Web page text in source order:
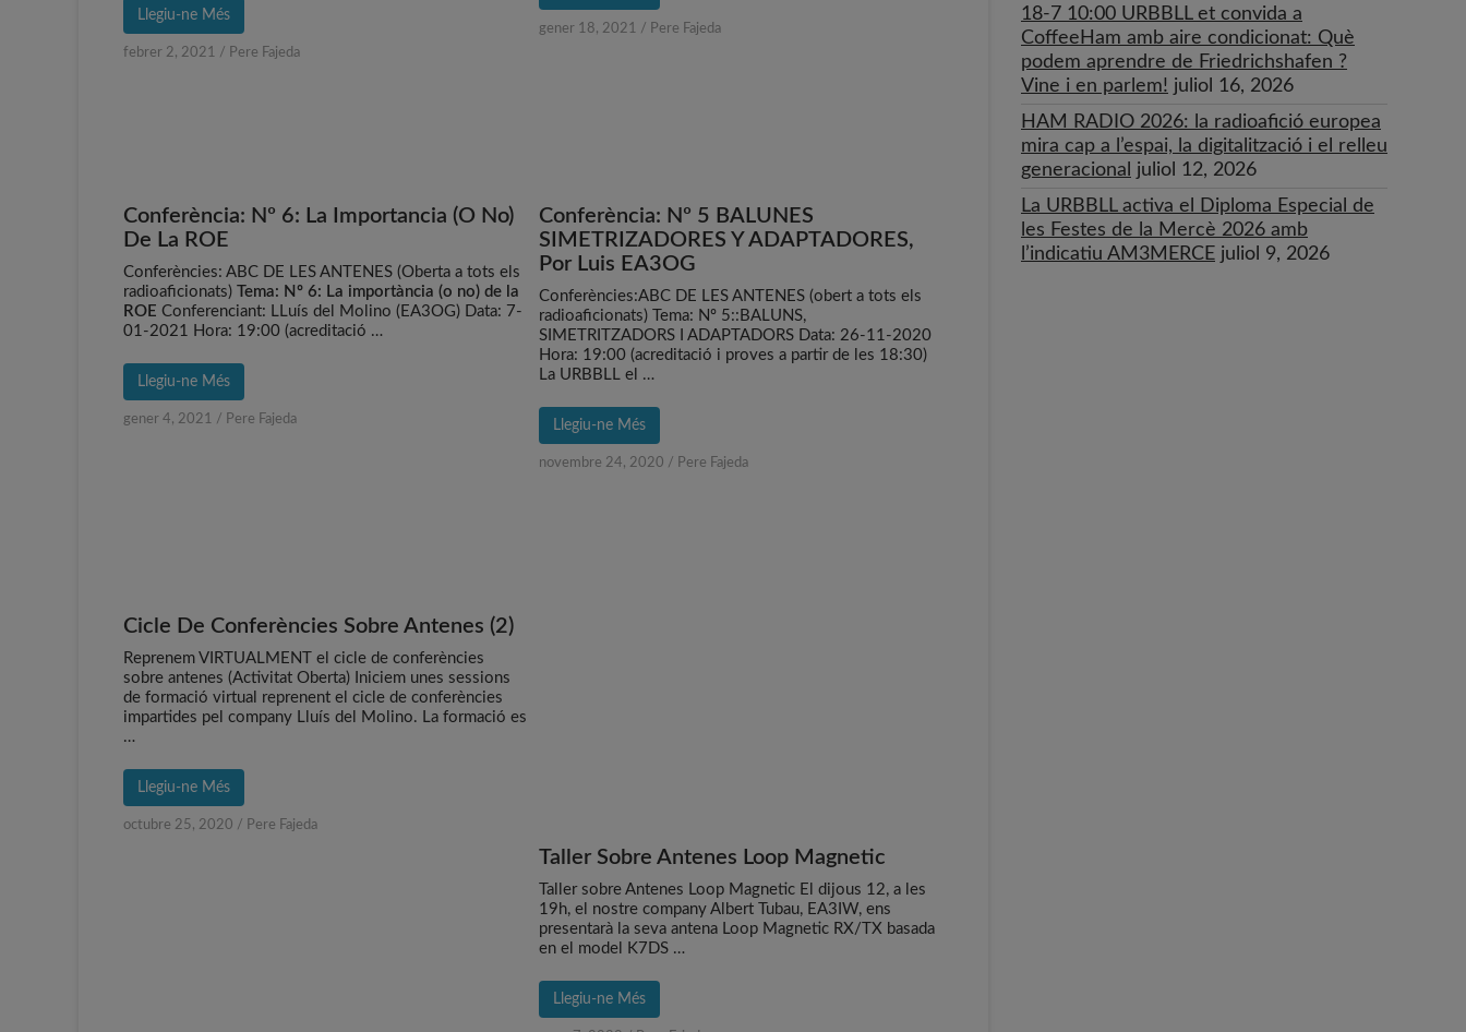
Llegiu-ne Més
febrer 2, 2021 / Pere Fajeda
gener 18, 2021 / Pere Fajeda
Conferència: Nº 6: La Importancia (o No)
De La ROE
Conferències: ABC DE LES ANTENES (Oberta a tots els
radioaficionats) Tema: Nº 6: La importància (o no) de la
ROE Conferenciant: LLuís del Molino (EA3OG) Data: 7-
01-2021 Hora: 19:00 (acreditació …
Llegiu-ne Més
gener 4, 2021 / Pere Fajeda
Conferència: Nº 5 BALUNES
SIMETRIZADORES Y ADAPTADORES,
Por Luis EA3OG
Conferències:ABC DE LES ANTENES (obert a tots els
radioaficionats) Tema: Nº 5::BALUNS,
SIMETRITZADORS I ADAPTADORS Data: 26-11-2020
Hora: 19:00 (acreditació i proves a partir de les 18:30)
La URBBLL el …
Llegiu-ne Més
novembre 24, 2020 / Pere Fajeda
Cicle De Conferències Sobre Antenes (2)
Reprenem VIRTUALMENT el cicle de conferències
sobre antenes (Activitat Oberta) Iniciem unes sessions
de formació virtual reprenent el cicle de conferències
impartides pel company Lluís del Molino. La formació es
…
Llegiu-ne Més
octubre 25, 2020 / Pere Fajeda
Taller Sobre Antenes Loop Magnetic
Taller sobre Antenes Loop Magnetic El dijous 12, a les
19h, el nostre company Albert Tubau, EA3IW, ens
presentarà la seva antena Loop Magnetic RX/TX basada
en el model K7DS …
Llegiu-ne Més
18-7 10:00 URBBLL et convida a
CoffeeHam amb aire condicionat: Què
podem aprendre de Friedrichshafen ?
Vine i en parlem! juliol 16, 2026
HAM RADIO 2026: la radioafició europea
mira cap a l’espai, la digitalització i el relleu
generacional
juliol 12, 2026
La URBBLL activa el Diploma Especial de
les Festes de la Mercè 2026 amb
l’indicatiu AM3MERCE juliol 9, 2026